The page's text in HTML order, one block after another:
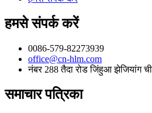
हमसे संपर्क करें
0086-579-82273939
office@cn-hlm.com
नंबर 288 तैदा रोड जिंहुआ झेजियांग
समाचार पत्रिका